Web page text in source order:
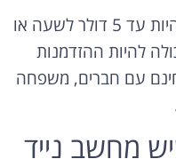
זכור כי השכרת אולפנים יכולה להיות עד 5 דולר לשעה או
להיות ההזדמנות
עם חברים, משפחה
מחשב נייד